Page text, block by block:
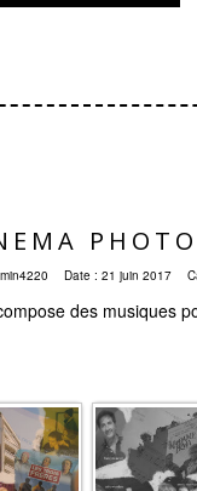
Date : 21 juin 2017
des musiques